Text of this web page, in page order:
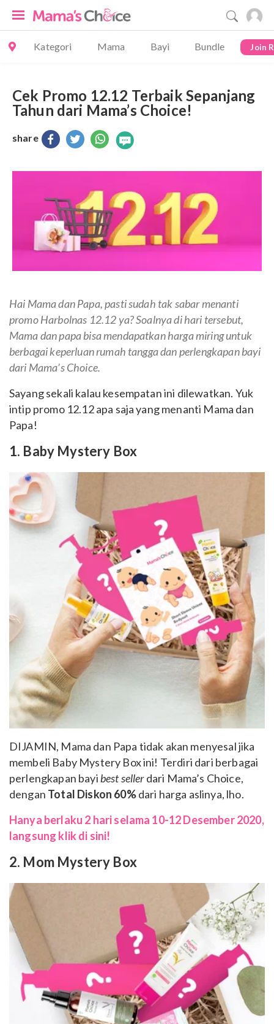
Kategori Mama Bayi Bundle Join
Cek Promo 12.12 Terbaik Sepanjang
Tahun dari Mama’s Choice!
share
Hai Mama dan Papa, pasti sudah tak sabar menanti
promo Harbolnas 12.12 ya? Soalnya di hari tersebut,
Mama dan papa bisa mendapatkan harga miring untuk
berbagai keperluan rumah tangga dan perlengkapan bayi
dari Mama’s Choice.
Sayang sekali kalau kesempatan ini dilewatkan. Yuk
intip promo 12.12 apa saja yang menanti Mama dan
Papa!
1. Baby Mystery Box
DIJAMIN, Mama dan Papa tidak akan menyesal jika
membeli Baby Mystery Box ini! Terdiri dari berbagai
perlengkapan bayi best sellerdari Mama’s Choice,
dengan Total Diskon 60%dari harga aslinya, lho.
Hanya berlaku 2 hari selama 10-12 Desember 2020,
langsung klik di sini!
2. Mom Mystery Box